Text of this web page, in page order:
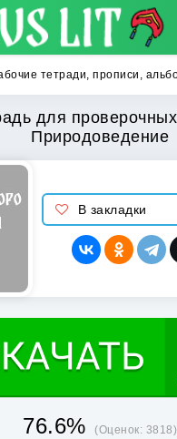
тетради, прописи,
для
Природоведение
В закладки
76.6% (Оценок: 3818)